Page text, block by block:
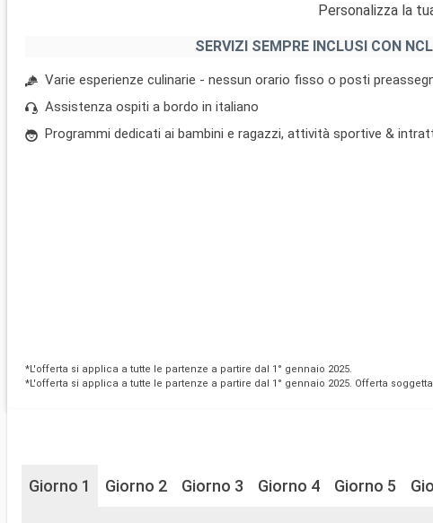
Personalizza la
SERVIZI SEMPRE INCLUSI CON NCL
Varie esperienze culinarie - nessun orario fisso o posti
Assistenza ospiti a bordo in italiano
Programmi dedicati ai bambini e ragazzi, attività sportive &
*L'offerta si applica a tutte le partenze a partire dal 1° gennaio 2025.
*L'offerta si applica a tutte le partenze a partire dal 1° gennaio 2025. Offerta
Giorno 1 Giorno 2 Giorno 3 Giorno 4 Giorno 5